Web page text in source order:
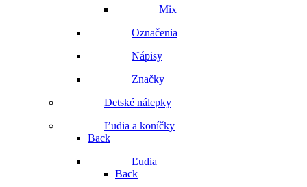
Mix
Označenia
Nápisy
Značky
Detské nálepky
Ľudia a koníčky
Back
Ľudia
Back